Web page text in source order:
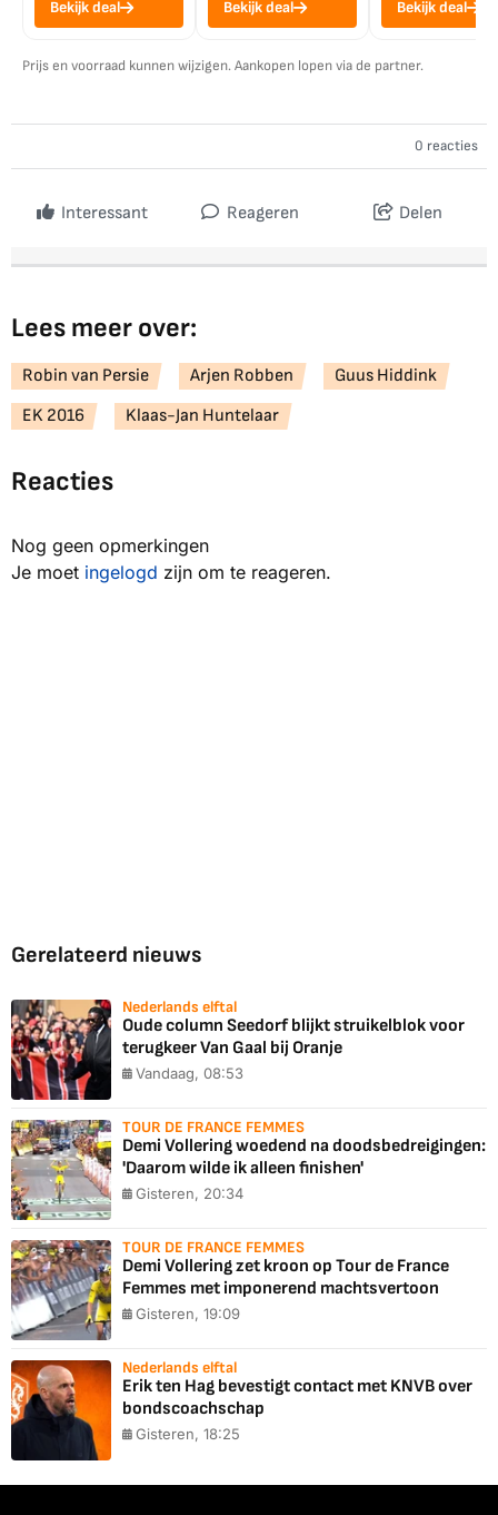
Bekijk deal Bekijk deal Bekijk deal
Prijs en voorraad kunnen wijzigen. Aankopen lopen via de partner.
0 reacties
Interessant Reageren Delen
Lees meer over:
Robin van Persie Arjen Robben
Guus Hiddink
EK 2016
Klaas-Jan Huntelaar
Reacties
Nog geen opmerkingen
Je moet ingelogd zijn om te reageren.
Gerelateerd nieuws
Nederlands elftal
Oude column Seedorf blijkt struikelblok voor
terugkeer Van Gaal bij Oranje
Vandaag, 08:53
TOUR DE FRANCE FEMMES
Demi Vollering woedend na doodsbedreigingen:
'Daarom wilde ik alleen finishen'
Gisteren, 20:34
TOUR DE FRANCE FEMMES
Demi Vollering zet kroon op Tour de France
Femmes met imponerend machtsvertoon
Gisteren, 19:09
Nederlands elftal
Erik ten Hag bevestigt contact met KNVB over
bondscoachschap
Gisteren, 18:25